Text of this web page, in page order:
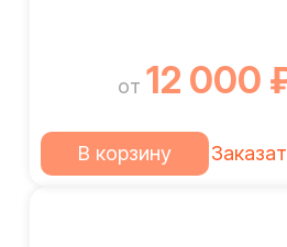
от 12 000
В корзину